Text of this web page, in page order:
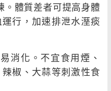
體質差者可提高身體
行，加速排泄水溼痰
化。不宜食用煙、
椒、大蒜等刺激性食